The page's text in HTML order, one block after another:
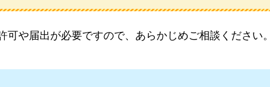
可や届出が必要ですので、あらかじめご相談ください。